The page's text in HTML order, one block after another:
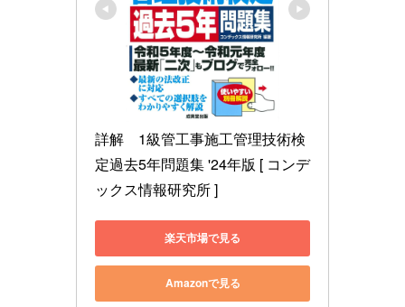
詳解　1級管工事施工管理技術検
定過去5年問題集 '24年版 [ コンデ
ックス情報研究所 ]
楽天市場で見る
Amazonで見る